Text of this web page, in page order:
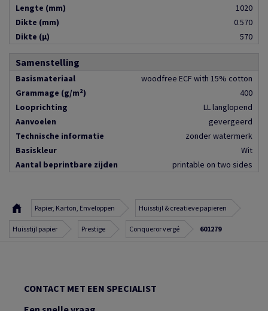
Lengte (mm)
1020
Dikte (mm)
0.570
Dikte (µ)
570
Samenstelling
Basismateriaal
woodfree ECF with 15% cotton
Grammage (g/m²)
400
Looprichting
LL langlopend
Aanvoelen
gevergeerd
Technische informatie
zonder watermerk
Basiskleur
Wit
Aantal beprintbare zijden
printable on two sides
Papier, Karton, Enveloppen Huisstijl & creatieve papieren
Huisstijl papier Prestige Conqueror vergé 601279
CONTACT MET EEN SPECIALIST